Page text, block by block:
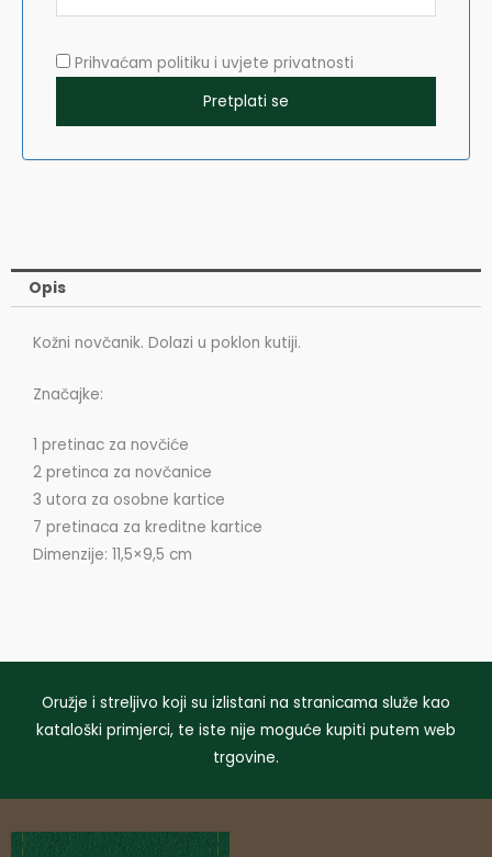
Prihvaćam politiku i uvjete privatnosti
Opis
Kožni novčanik. Dolazi u poklon kutiji.
Značajke:
1 pretinac za novčiće
2 pretinca za novčanice
3 utora za osobne kartice
7 pretinaca za kreditne kartice
Dimenzije: 11,5×9,5 cm
Oružje i streljivo koji su izlistani na stranicama služe kao
kataloški primjerci, te iste nije moguće kupiti putem web
trgovine.